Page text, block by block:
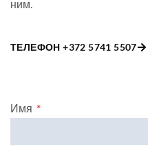
ним.
ТЕЛЕФОН +372 5741 5507
Имя